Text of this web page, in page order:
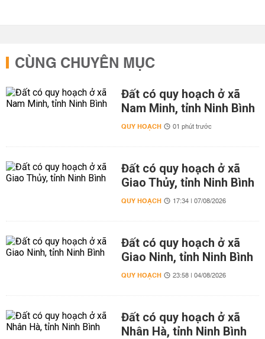
CÙNG CHUYÊN MỤC
Đất có quy hoạch ở xã
Nam Minh, tỉnh Ninh Bình
QUY HOẠCH 01 phút trước
Đất có quy hoạch ở xã
Giao Thủy, tỉnh Ninh Bình
QUY HOẠCH 17:34 | 07/08/2026
Đất có quy hoạch ở xã
Giao Ninh, tỉnh Ninh Bình
QUY HOẠCH 23:58 | 04/08/2026
Đất có quy hoạch ở xã
Nhân Hà, tỉnh Ninh Bình